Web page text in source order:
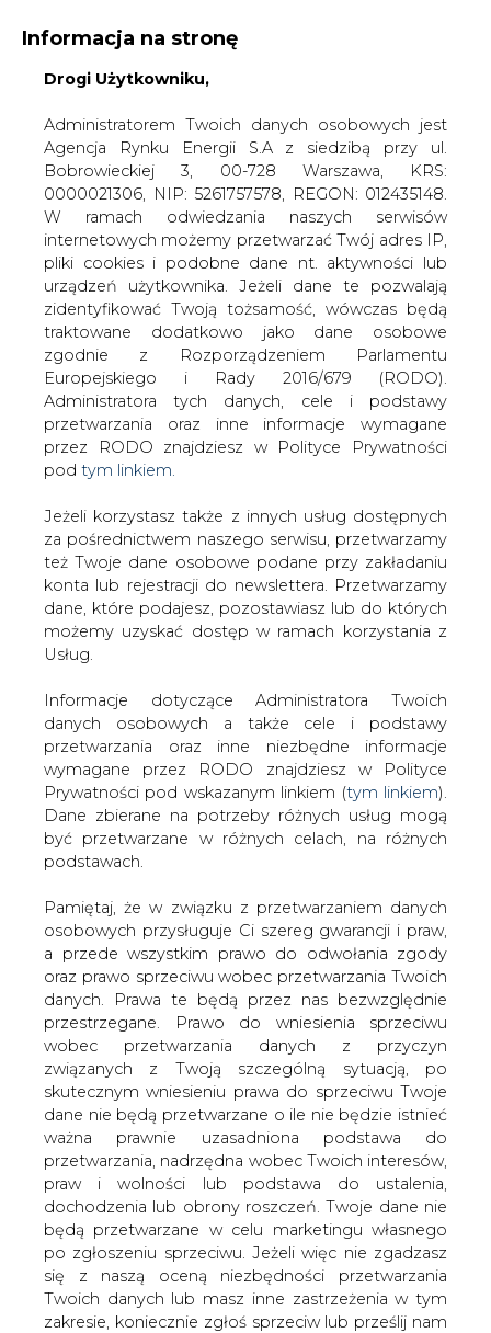
KONTAKT:
WYDAWCA PORTALU:
WYSOKI KONTRAST WIELKOŚĆ TEKSTU A A
ZALOGUJ SIĘ
WŁĄCZ CIRE.TV
Informacja na stronę
Drogi Użytkowniku,
Administratorem Twoich danych osobowych jest
Agencja Rynku Energii S.A z siedzibą przy ul.
Bobrowieckiej 3, 00-728 Warszawa, KRS:
0000021306, NIP: 5261757578, REGON: 012435148.
W ramach odwiedzania naszych serwisów
internetowych możemy przetwarzać Twój adres IP,
pliki cookies i podobne dane nt. aktywności lub
urządzeń użytkownika. Jeżeli dane te pozwalają
zidentyfikować Twoją tożsamość, wówczas będą
traktowane dodatkowo jako dane osobowe
zgodnie z Rozporządzeniem Parlamentu
Europejskiego i Rady 2016/679 (RODO).
Administratora tych danych, cele i podstawy
przetwarzania oraz inne informacje wymagane
przez RODO znajdziesz w Polityce Prywatności
pod tym linkiem.
Jeżeli korzystasz także z innych usług dostępnych
za pośrednictwem naszego serwisu, przetwarzamy
też Twoje dane osobowe podane przy zakładaniu
konta lub rejestracji do newslettera. Przetwarzamy
dane, które podajesz, pozostawiasz lub do których
możemy uzyskać dostęp w ramach korzystania z
Usług.
Informacje dotyczące Administratora Twoich
danych osobowych a także cele i podstawy
przetwarzania oraz inne niezbędne informacje
wymagane przez RODO znajdziesz w Polityce
Prywatności pod wskazanym linkiem (tym linkiem).
Dane zbierane na potrzeby różnych usług mogą
być przetwarzane w różnych celach, na różnych
podstawach.
Pamiętaj, że w związku z przetwarzaniem danych
osobowych przysługuje Ci szereg gwarancji i praw,
a przede wszystkim prawo do odwołania zgody
oraz prawo sprzeciwu wobec przetwarzania Twoich
danych. Prawa te będą przez nas bezwzględnie
przestrzegane. Prawo do wniesienia sprzeciwu
wobec przetwarzania danych z przyczyn
związanych z Twoją szczególną sytuacją, po
skutecznym wniesieniu prawa do sprzeciwu Twoje
dane nie będą przetwarzane o ile nie będzie istnieć
ważna prawnie uzasadniona podstawa do
przetwarzania, nadrzędna wobec Twoich interesów,
praw i wolności lub podstawa do ustalenia,
dochodzenia lub obrony roszczeń. Twoje dane nie
będą przetwarzane w celu marketingu własnego
po zgłoszeniu sprzeciwu. Jeżeli więc nie zgadzasz
się z naszą oceną niezbędności przetwarzania
Twoich danych lub masz inne zastrzeżenia w tym
zakresie, koniecznie zgłoś sprzeciw lub prześlij nam
Strona główna MATERIAŁY PROBLEMOWE /
Sieci
elektroenergetyczne muszą się rozwijać
2010-09-27 00:00
skomentuj
udostępnij:
Sieci elektroenergetyczne muszą
się rozwijać
Plany rozwoju sieci przesyłowej
uwzględniają prognozowany wzrost
zapotrzebowania na energię
elektryczną i zapewnienie
bezpieczeństwa dostaw. Inwestycje
nabierają tempa, ożywienie widać także
u operatorów sieci dystrybucyjnych. W
ciągu ostatnich pięciu lat rynek
inwestycji w infrastrukturę sieciową
wzrósł ok. 30 proc. To konieczność: bez
sprawnej infrastruktury nie ma mowy o
rozwoju energetyki.